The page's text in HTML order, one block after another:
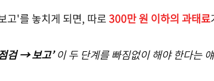
고'를 놓치게 되면, 따로300만 원 이하의 과태료
검 → 보고’이 두 단계를 빠짐없이 해야 한다는